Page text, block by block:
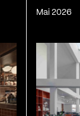
mai 2026